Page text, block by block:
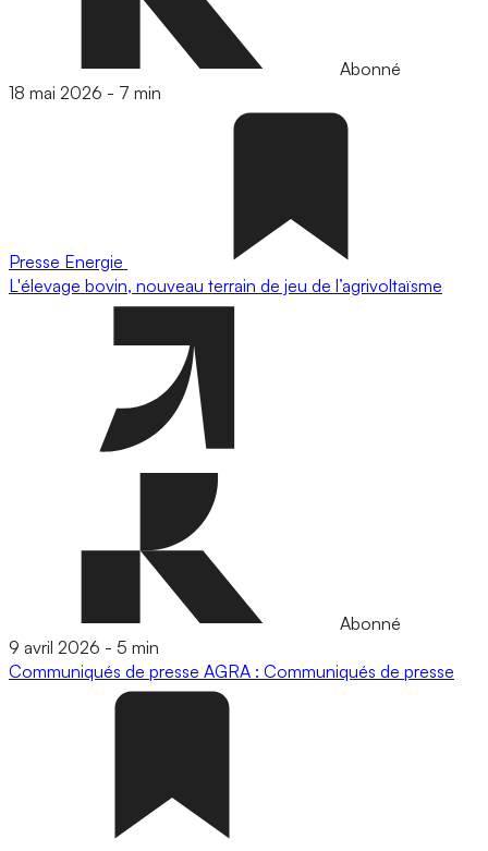
Abonné
18 mai 2026 - 7 min
Presse Energie
L'élevage bovin, nouveau terrain de jeu de l’agrivoltaïsme
Abonné
9 avril 2026 - 5 min
Communiqués de presse AGRA : Communiqués de presse